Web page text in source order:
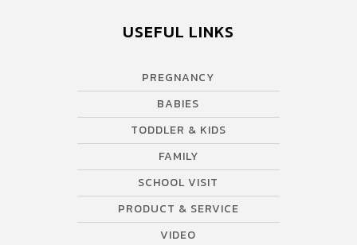
USEFUL LINKS
PREGNANCY
BABIES
TODDLER & KIDS
FAMILY
SCHOOL VISIT
PRODUCT & SERVICE
VIDEO